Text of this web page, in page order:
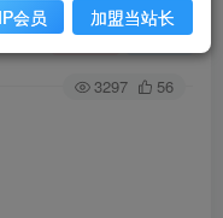
关注 私信
3297 56
会员 加盟当站长